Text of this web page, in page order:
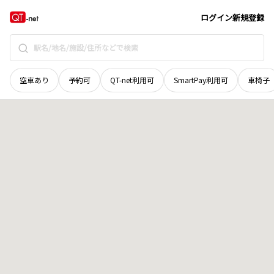
ログイン新規登録
空車あり 予約可 QT-net利用可 SmartPay利用可 車椅子
鳥取県